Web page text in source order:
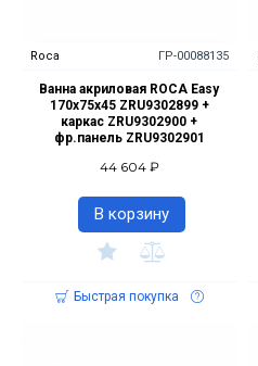
Roca ГР-00088135
Ванна акриловая ROCA Easy
170х75х45 ZRU9302899 +
каркас ZRU9302900 +
фр.панель ZRU9302901
44 604 ₽
В корзину
Быстрая покупка